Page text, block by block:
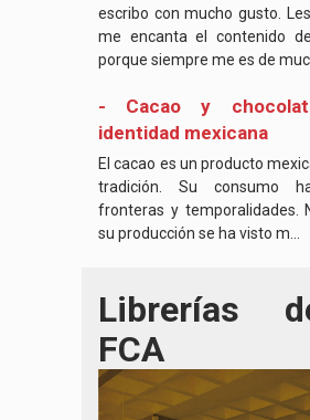
escribo con mucho gusto.
me encanta el contenido
porque siempre me es de
- Cacao y
identidad mexicana
El cacao es un producto
tradición. Su consumo
fronteras y temporalidades.
su producción se ha visto m...
Librerías
FCA